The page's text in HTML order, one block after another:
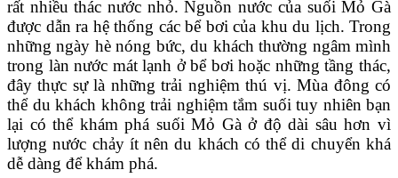
rất nhiều thác nước nhỏ. Nguồn nước của suối Mỏ Gà
được dẫn ra hệ thống các bể bơi của khu du lịch. Trong
những ngày hè nóng bức, du khách thường ngâm mình
trong làn nước mát lạnh ở bể bơi hoặc những tầng thác,
đây thực sự là những trải nghiệm thú vị. Mùa đông có
thể du khách không trải nghiệm tắm suối tuy nhiên bạn
lại có thể khám phá suối Mỏ Gà ở độ dài sâu hơn vì
lượng nước chảy ít nên du khách có thể di chuyển khá
dễ dàng để khám phá.